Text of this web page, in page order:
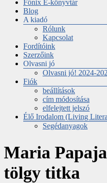
Főnix E-könyvtár
Blog
A kiadó
Rólunk
Kapcsolat
Fordítóink
Szerzőink
Olvasni jó
Olvasni jó! 2024-
Fiók
beállítások
cím módosítása
elfelejtett jelszó
Élő Irodalom (Living
Segédanyagok
Maria
tölgy titka